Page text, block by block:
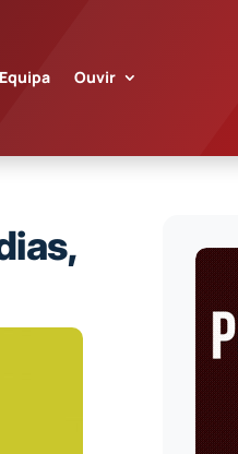
Equipa Ouvir